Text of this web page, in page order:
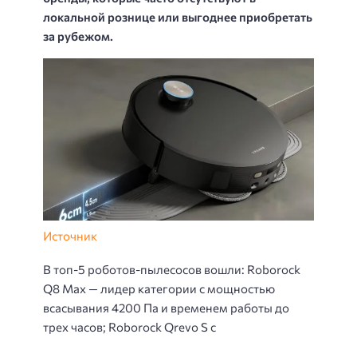
локальной рознице или выгоднее приобретать
за рубежом.
Источник
В топ-5 роботов-пылесосов вошли: Roborock
Q8 Max — лидер категории с мощностью
всасывания 4200 Па и временем работы до
трех часов; Roborock Qrevo S с